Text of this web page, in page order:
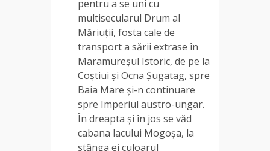
pentru a se uni cu
multisecularul Drum al
Măriuţii, fosta cale de
transport a sării extrase în
Maramureşul Istoric, de pe la
Coştiui şi Ocna Şugatag, spre
Baia Mare şi-n continuare
spre Imperiul austro-ungar.
În dreapta şi în jos se văd
cabana lacului Mogoşa, la
stânga ei culoarul